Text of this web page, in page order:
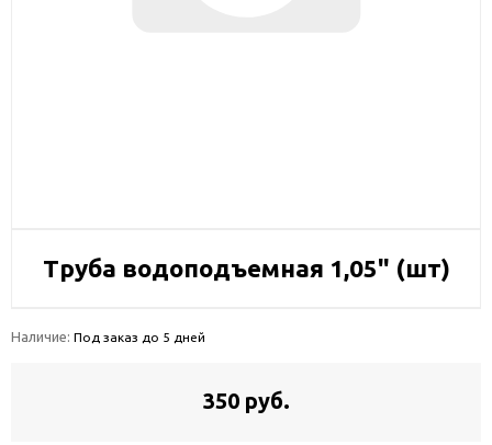
Труба водоподъемная 1,05" (шт)
Наличие: Под заказ до 5 дней
350 руб.